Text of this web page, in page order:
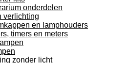
onderdelen
verlichting
en lamphouders
timers en meters
zonder licht